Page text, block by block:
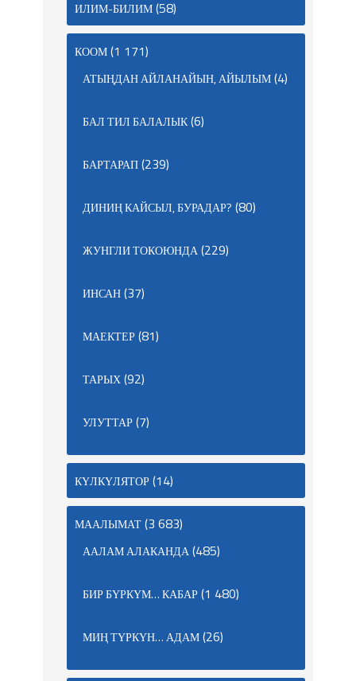
ИЛИМ-БИЛИМ(58)
КООМ(1 171)
АТЫҢДАН АЙЛАНАЙЫН, АЙЫЛЫМ(4)
БАЛ ТИЛ БАЛАЛЫК(6)
БАРТАРАП(239)
ДИНИҢ КАЙСЫЛ, БУРАДАР? (80)
ЖУНГЛИ ТОКОЮНДА(229)
ИНСАН(37)
МАЕКТЕР(81)
ТАРЫХ(92)
УЛУТТАР(7)
КҮЛКҮЛЯТОР(14)
МААЛЫМАТ(3 683)
ААЛАМ АЛАКАНДА(485)
БИР БҮРКҮМ… КАБАР(1 480)
МИҢ ТҮРКҮН… АДАМ(26)